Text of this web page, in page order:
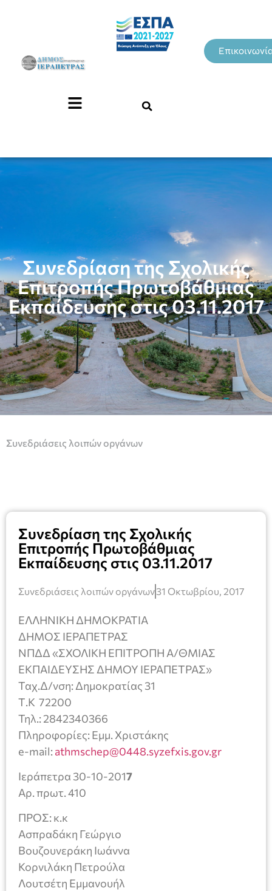
Συνεδρίαση της Σχολικής
Επιτροπής Πρωτοβάθμιας
Εκπαίδευσης στις 03.11.2017
Συνεδριάσεις λοιπών οργάνων
Συνεδρίαση της Σχολικής
Επιτροπής Πρωτοβάθμιας
Εκπαίδευσης στις 03.11.2017
Συνεδριάσεις λοιπών οργάνων31 Οκτωβρίου, 2017
ΕΛΛΗΝΙΚΗ ΔΗΜΟΚΡΑΤΙΑ
ΔΗΜΟΣ ΙΕΡΑΠΕΤΡΑΣ
ΝΠΔΔ «ΣΧΟΛΙΚΗ ΕΠΙΤΡΟΠΗ Α/ΘΜΙΑΣ
ΕΚΠΑΙΔΕΥΣΗΣ ΔΗΜΟΥ ΙΕΡΑΠΕΤΡΑΣ»
Ταχ.Δ/νση: Δημοκρατίας 31
Τ.Κ 72200
Τηλ.: 2842340366
Πληροφορίες: Εμμ. Χριστάκης
e-mail:athmschep@0448.syzefxis.gov.gr
Ιεράπετρα 30-10-2017
Αρ. πρωτ. 410
ΠΡΟΣ: κ.κ
Ασπραδάκη Γεώργιο
Βουζουνεράκη Ιωάννα
Κορνιλάκη Πετρούλα
Λουτσέτη Εμμανουήλ